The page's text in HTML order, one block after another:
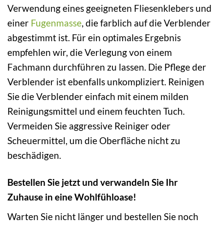
Verwendung eines geeigneten Fliesenklebers und
einer Fugenmasse, die farblich auf die Verblender
abgestimmt ist. Für ein optimales Ergebnis
empfehlen wir, die Verlegung von einem
Fachmann durchführen zu lassen. Die Pflege der
Verblender ist ebenfalls unkompliziert. Reinigen
Sie die Verblender einfach mit einem milden
Reinigungsmittel und einem feuchten Tuch.
Vermeiden Sie aggressive Reiniger oder
Scheuermittel, um die Oberfläche nicht zu
beschädigen.
Bestellen Sie jetzt und verwandeln Sie Ihr
Zuhause in eine Wohlfühloase!
Warten Sie nicht länger und bestellen Sie noch